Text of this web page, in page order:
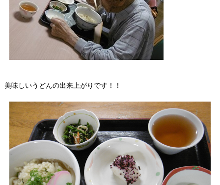
美味しいうどんの出来上がりです！！